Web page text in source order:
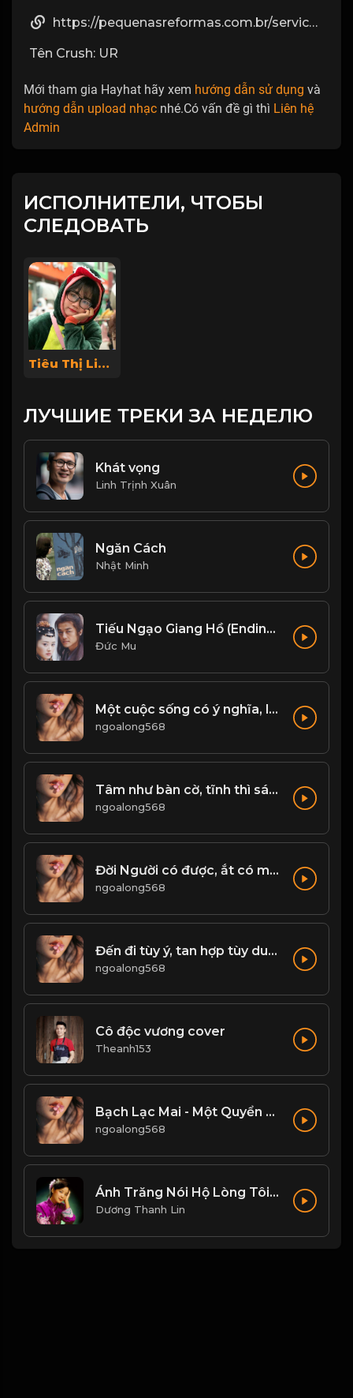
https://pequenasreformas.com.br/servico/azulejista-profissional/
Tên Crush: UR
Mới tham gia Hayhat hãy xem hướng dẫn sử dụng và
hướng dẫn upload nhạc nhé.Có vấn đề gì thì Liên hệ
Admin
ИСПОЛНИТЕЛИ, ЧТОБЫ
СЛЕДОВАТЬ
Tiêu Thị Linh Chi
ЛУЧШИЕ ТРЕКИ ЗА НЕДЕЛЮ
Khát vọng
Linh Trịnh Xuân
Ngăn Cách
Nhật Minh
Tiếu Ngạo Giang Hồ (Ending Ost) - Liu Huan Ft Faye Wong
Đức Mu
Một cuộc sống có ý nghĩa, là không ngừng tìm kiếm đam mê, động lực để phấn đấu...! & Đạo
ngoalong568
Tâm như bàn cờ, tĩnh thì sáng - loạn thì mê! & Đạo
ngoalong568
Đời Người có được, ắt có mất...! & Đạo
ngoalong568
Đến đi tùy ý, tan hợp tùy duyên! & Đạo
ngoalong568
Cô độc vương cover
Theanh153
Bạch Lạc Mai - Một Quyển Phong Hoa Đại Đường! & Đạo
ngoalong568
Ánh Trăng Nói Hộ Lòng Tôi - Đặng Lệ Quân
Dương Thanh Lin